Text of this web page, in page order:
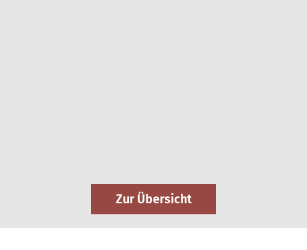
Zur Übersicht